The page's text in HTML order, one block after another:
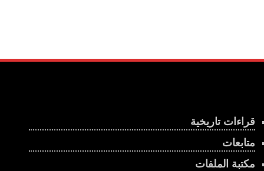
قراءات تاريخية
متابعات
مكتبة الملفات